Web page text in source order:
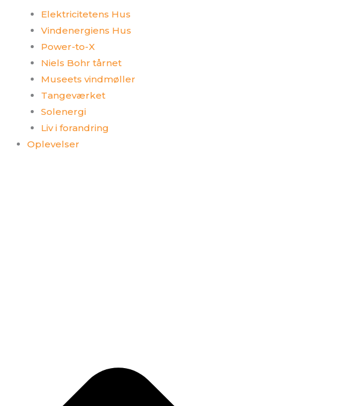
Elektricitetens Hus
Vindenergiens Hus
Power-to-X
Niels Bohr tårnet
Museets vindmøller
Tangeværket
Solenergi
Liv i forandring
Oplevelser